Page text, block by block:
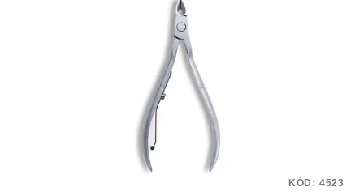
KÓD: 4523